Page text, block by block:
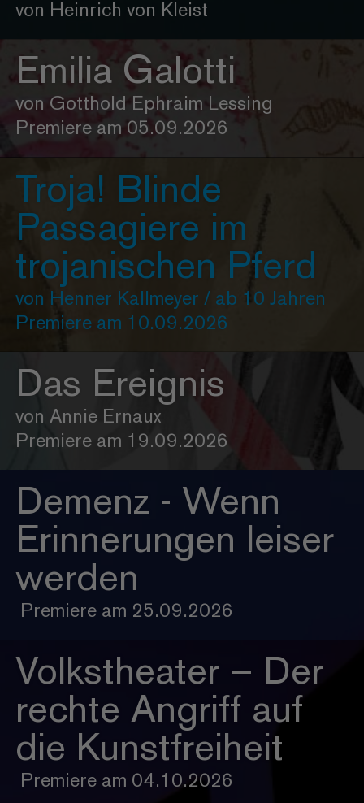
von Heinrich von Kleist
Emilia Galotti
von Gotthold Ephraim Lessing
Premiere am 05.09.2026
Troja! Blinde
Passagiere im
trojanischen Pferd
von Henner Kallmeyer / ab 10 Jahren
Premiere am 10.09.2026
Das Ereignis
von Annie Ernaux
Premiere am 19.09.2026
Demenz - Wenn
Erinnerungen leiser
werden
Premiere am 25.09.2026
Volkstheater – Der
rechte Angriff auf
die Kunstfreiheit
Premiere am 04.10.2026